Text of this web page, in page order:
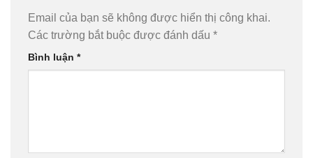
Email của bạn sẽ không được hiển thị công khai.
Các trường bắt buộc được đánh dấu *
Bình luận *